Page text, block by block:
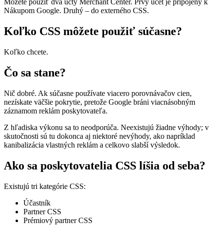
Môžete použiť dva účty Merchant Center. Prvý účet je pripojený k
Nákupom Google. Druhý – do externého CSS.
Koľko CSS môžete použiť súčasne?
Koľko chcete.
Čo sa stane?
Nič dobré. Ak súčasne používate viacero porovnávačov cien,
nezískate väčšie pokrytie, pretože Google bráni viacnásobným
záznamom reklám poskytovateľa.
Z hľadiska výkonu sa to neodporúča. Neexistujú žiadne výhody; v
skutočnosti sú tu dokonca aj niektoré nevýhody, ako napríklad
kanibalizácia vlastných reklám a celkovo slabší výsledok.
Ako sa poskytovatelia CSS líšia od seba?
Existujú tri kategórie CSS:
Účastník
Partner CSS
Prémiový partner CSS